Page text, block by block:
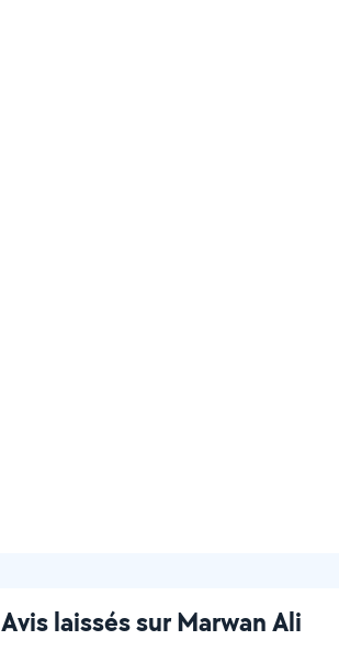
Avis laissés sur Marwan Ali